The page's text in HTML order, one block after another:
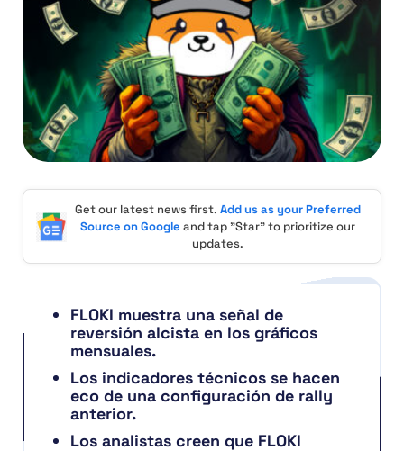
Get our latest news first. Add us as your Preferred
Source on Google and tap "Star" to prioritize our
updates.
FLOKI muestra una señal de
reversión alcista en los gráficos
mensuales.
Los indicadores técnicos se hacen
eco de una configuración de rally
anterior.
Los analistas creen que FLOKI